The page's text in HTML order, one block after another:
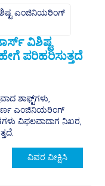
ವಿಶಿಷ್ಟ
ಪರಿಹರಿಸುತ್ತದೆ
ಶಾಫ್ಟ್‌ಗಳು,
ಎಂಜಿನಿಯರಿಂಗ್
ವಿಫಲವಾದಾಗ ನಿಖರ,
ವಿವರ ವೀಕ್ಷಿಸಿ